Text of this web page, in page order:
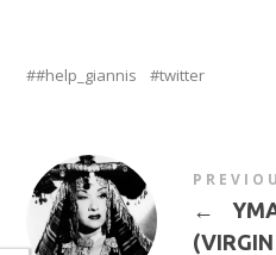
#help_giannis twitter
←